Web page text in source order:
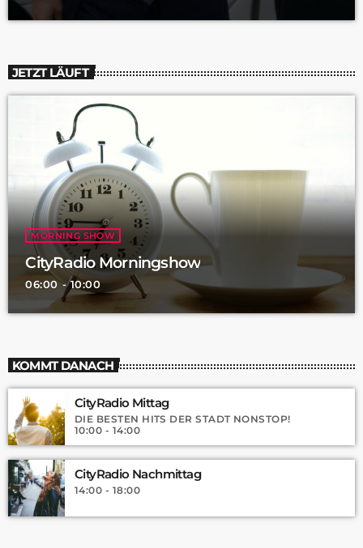
JETZT LÄUFT
MORNING SHOW
CityRadio Morningshow
06:00 - 10:00
KOMMT DANACH
CityRadio Mittag
DIE BESTEN HITS DER STADT NONSTOP!
10:00 - 14:00
CityRadio Nachmittag
14:00 - 18:00